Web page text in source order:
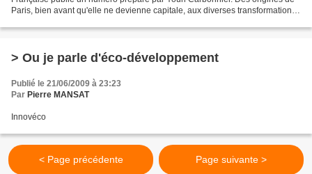
Paris, bien avant qu'elle ne devienne capitale, aux diverses transformations
> Ou je parle d'éco-développement
Publié le 21/06/2009 à 23:23
Par Pierre MANSAT
Innovéco
< Page précédente Page suivante >